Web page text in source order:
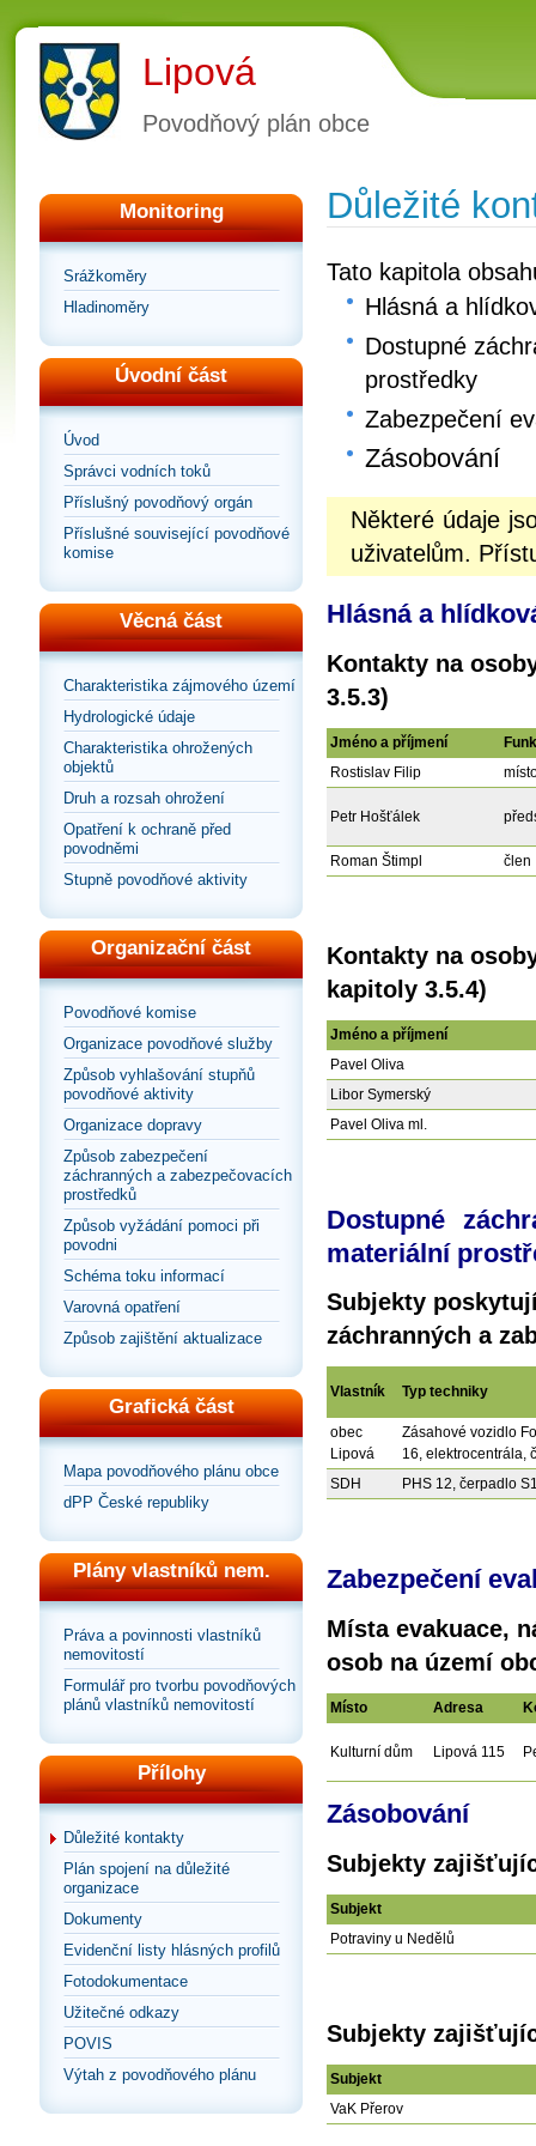
Lipová
Povodňový plán obce
Monitoring
Srážkoměry
Hladinoměry
Úvodní část
Úvod
Správci vodních toků
Příslušný povodňový orgán
Příslušné související povodňové
komise
Věcná část
Charakteristika zájmového území
Hydrologické údaje
Charakteristika ohrožených
objektů
Druh a rozsah ohrožení
Opatření k ochraně před
povodněmi
Stupně povodňové aktivity
Organizační část
Povodňové komise
Organizace povodňové služby
Způsob vyhlašování stupňů
povodňové aktivity
Organizace dopravy
Způsob zabezpečení
záchranných a zabezpečovacích
prostředků
Způsob vyžádání pomoci při
povodni
Schéma toku informací
Varovná opatření
Způsob zajištění aktualizace
Grafická část
Mapa povodňového plánu obce
dPP České republiky
Plány vlastníků nem.
Práva a povinnosti vlastníků
nemovitostí
Formulář pro tvorbu povodňových
plánů vlastníků nemovitostí
Přílohy
Důležité kontakty
Plán spojení na důležité
organizace
Dokumenty
Evidenční listy hlásných profilů
Fotodokumentace
Užitečné odkazy
POVIS
Výtah z povodňového plánu
Důležité
Tato kapitola
Hlásná a
Dostupné
prostředky
Zabezpečení
Zásobování
Některé údaje
uživatelům.
Hlásná a
Kontakty na
3.5.3)
Jméno a příjmení
Rostislav Filip
Petr Hošťálek
Roman Štimpl člen
Kontakty na
kapitoly 3.5.4)
Jméno a příjmení
Pavel Oliva
Libor Symerský
Pavel Oliva ml.
Dostupné
materiální
Subjekty
záchranných a
Vlastník Typ techniky
obec
Lipová
Zásahové vozidlo
16, elektrocentrála,
SDH
PHS 12, čerpadlo
Zabezpečení
Místa evakuace,
osob na území
Místo Adresa
Kulturní dům Lipová 115
Zásobování
Subjekty
Subjekt
Potraviny u Nedělů
Subjekty
Subjekt
VaK Přerov